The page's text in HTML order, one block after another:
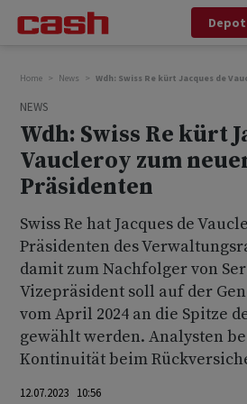
Depot
Home News Wdh: Swiss Re kürt Jacques de
NEWS
Wdh: Swiss Re kürt
Vaucleroy zum
Präsidenten
Swiss Re hat Jacques de
Präsidenten des
damit zum Nachfolger von
Vizepräsident soll auf der
vom April 2024 an die Spitze
gewählt werden. Analysten
Kontinuität beim
12.07.2023 10:56